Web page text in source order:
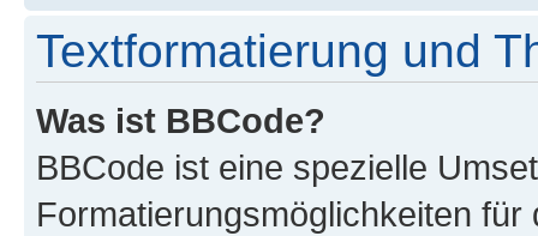
Textformatierung und
Was ist BBCode?
BBCode ist eine spezielle
Formatierungsmöglichkeiten